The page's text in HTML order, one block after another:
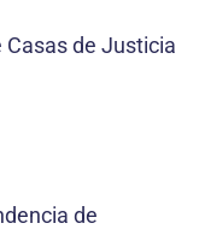
de Justicia
de